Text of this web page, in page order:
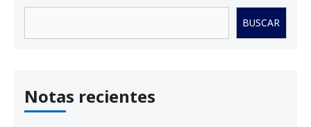
BUSCAR
Notas recientes